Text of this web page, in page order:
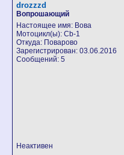
drozzzd
Вопрошающий
Настоящее имя: Вова
Мотоцикл(ы): Cb-1
Откуда: Поварово
Зарегистрирован: 03.06.2016
Сообщений: 5
Неактивен